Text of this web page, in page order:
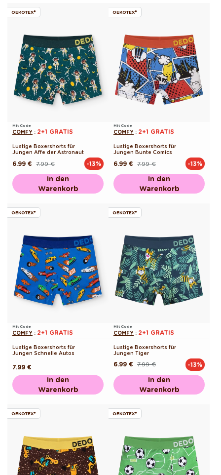
OEKOTEX®
Mit Code
COMFY : 2+1 GRATIS
Lustige Boxershorts für
Jungen Affe der Astronaut
Normaler7.99 €
Verkaufspreis
6.99 € -13%
In den
Warenkorb
OEKOTEX®
Mit Code
COMFY : 2+1 GRATIS
Lustige Boxershorts für
Jungen Bunte Comics
Normaler7.99 €
Verkaufspreis
6.99 € -13%
In den
Warenkorb
OEKOTEX®
Mit Code
COMFY : 2+1 GRATIS
Lustige Boxershorts für
Jungen Schnelle Autos
Normaler
Preis
7.99 €
In den
Warenkorb
OEKOTEX®
Mit Code
COMFY : 2+1 GRATIS
Lustige Boxershorts für
Jungen Tiger
Normaler7.99 €
Verkaufspreis
6.99 € -13%
In den
Warenkorb
OEKOTEX® OEKOTEX®